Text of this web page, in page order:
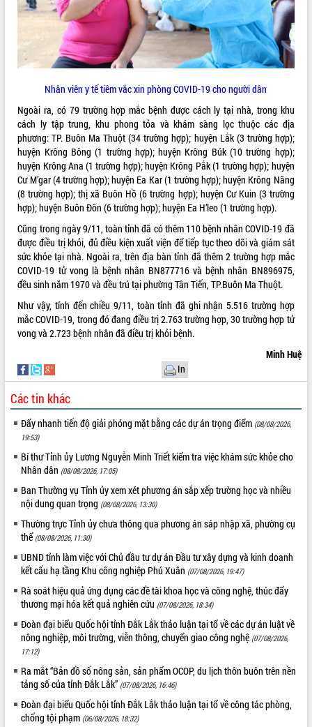
VIDEO
Không có file video nào để phát.
ALBUM ẢNH
LIÊN KẾT WEB
THỐNG KÊ TRUY CẬP
Hôm nay:
3730
66089398
Nhân viên y tế tiêm vắc xin phòng COVID-19 cho người dân
Ngoài ra, có 79 trường hợp mắc bệnh được cách ly tại nhà, trong khu
cách ly tập trung, khu phong tỏa và khám sàng lọc thuộc các địa
phương: TP. Buôn Ma Thuột (34 trường hợp); huyện Lắk (3 trường hợp);
huyện Krông Bông (1 trường hợp); huyện Krông Búk (10 trường hợp);
huyện Krông Ana (1 trường hợp); huyện Krông Pắk (1 trường hợp); huyện
Cư M’gar (4 trường hợp); huyện Ea Kar (1 trường hợp); huyện Krông Năng
(8 trường hợp); thị xã Buôn Hồ (6 trường hợp); huyện Cư Kuin (3 trường
hợp); huyện Buôn Đôn (6 trường hợp); huyện Ea H’leo (1 trường hợp).
Cũng trong ngày 9/11, toàn tỉnh đã có thêm 110 bệnh nhân COVID-19 đã
được điều trị khỏi, đủ điều kiện xuất viện để tiếp tục theo dõi và giám sát
sức khỏe tại nhà. Ngoài ra, trên địa bàn tỉnh đã thêm 2 trường hợp mắc
COVID-19 tử vong là bệnh nhân BN877716 và bệnh nhân BN896975,
đều sinh năm 1970 và đều trú tại phường Tân Tiến, TP.Buôn Ma Thuột.
Như vậy, tính đến chiều 9/11, toàn tỉnh đã ghi nhận 5.516 trường hợp
mắc COVID-19, trong đó đang điều trị 2.763 trường hợp, 30 trường hợp tử
vong và 2.723 bệnh nhân đã điều trị khỏi bệnh.
Minh Huệ
In
Các tin khác
Đẩy nhanh tiến độ giải phóng mặt bằng các dự án trọng điểm (08/08/2026,
19:53)
Bí thư Tỉnh ủy Lương Nguyễn Minh Triết kiểm tra việc khám sức khỏe cho
Nhân dân (08/08/2026, 17:05)
Ban Thường vụ Tỉnh ủy xem xét phương án sắp xếp trường học và nhiều
nội dung quan trọng (08/08/2026, 13:30)
Thường trực Tỉnh ủy chưa thông qua phương án sáp nhập xã, phường cụ
thể (08/08/2026, 11:30)
UBND tỉnh làm việc với Chủ đầu tư dự án Đầu tư xây dựng và kinh doanh
kết cấu hạ tầng Khu công nghiệp Phú Xuân (07/08/2026, 19:47)
Rà soát hiệu quả ứng dụng các đề tài khoa học và công nghệ, thúc đẩy
thương mại hóa kết quả nghiên cứu (07/08/2026, 18:34)
Đoàn đại biểu Quốc hội tỉnh Đắk Lắk thảo luận tại tổ về các dự án luật về
nông nghiệp, môi trường, viễn thông, chuyển giao công nghệ (07/08/2026,
17:12)
Ra mắt “Bản đồ số nông sản, sản phẩm OCOP, du lịch thôn buôn trên nền
tảng số của tỉnh Đắk Lắk” (07/08/2026, 16:46)
Đoàn đại biểu Quốc hội tỉnh Đắk Lắk thảo luận tại tổ về công tác phòng,
chống tội phạm (06/08/2026, 18:32)